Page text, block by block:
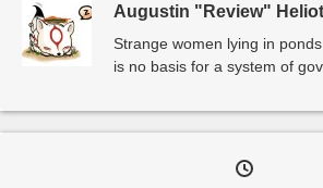
Augustin "Review" Heliot
Strange women lying in
is no basis for a system of